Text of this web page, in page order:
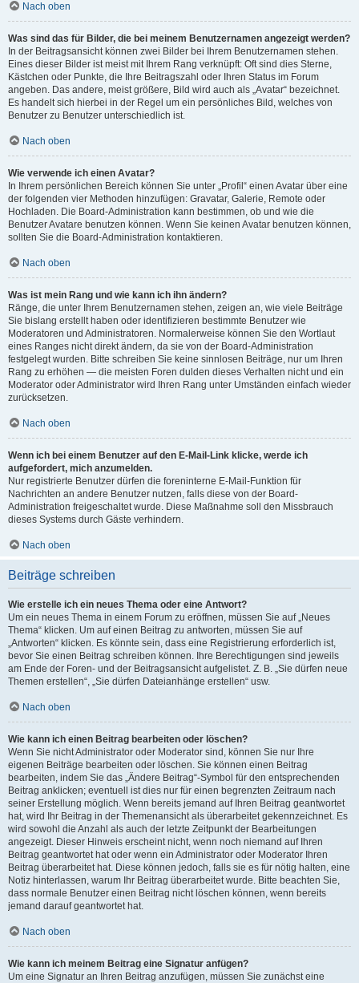
Nach oben
Was sind das für Bilder, die bei meinem Benutzernamen angezeigt werden?
In der Beitragsansicht können zwei Bilder bei Ihrem Benutzernamen stehen.
Eines dieser Bilder ist meist mit Ihrem Rang verknüpft: Oft sind dies Sterne,
Kästchen oder Punkte, die Ihre Beitragszahl oder Ihren Status im Forum
angeben. Das andere, meist größere, Bild wird auch als „Avatar“ bezeichnet.
Es handelt sich hierbei in der Regel um ein persönliches Bild, welches von
Benutzer zu Benutzer unterschiedlich ist.
Nach oben
Wie verwende ich einen Avatar?
In Ihrem persönlichen Bereich können Sie unter „Profil“ einen Avatar über eine
der folgenden vier Methoden hinzufügen: Gravatar, Galerie, Remote oder
Hochladen. Die Board-Administration kann bestimmen, ob und wie die
Benutzer Avatare benutzen können. Wenn Sie keinen Avatar benutzen können,
sollten Sie die Board-Administration kontaktieren.
Nach oben
Was ist mein Rang und wie kann ich ihn ändern?
Ränge, die unter Ihrem Benutzernamen stehen, zeigen an, wie viele Beiträge
Sie bislang erstellt haben oder identifizieren bestimmte Benutzer wie
Moderatoren und Administratoren. Normalerweise können Sie den Wortlaut
eines Ranges nicht direkt ändern, da sie von der Board-Administration
festgelegt wurden. Bitte schreiben Sie keine sinnlosen Beiträge, nur um Ihren
Rang zu erhöhen — die meisten Foren dulden dieses Verhalten nicht und ein
Moderator oder Administrator wird Ihren Rang unter Umständen einfach wieder
zurücksetzen.
Nach oben
Wenn ich bei einem Benutzer auf den E-Mail-Link klicke, werde ich
aufgefordert, mich anzumelden.
Nur registrierte Benutzer dürfen die foreninterne E-Mail-Funktion für
Nachrichten an andere Benutzer nutzen, falls diese von der Board-
Administration freigeschaltet wurde. Diese Maßnahme soll den Missbrauch
dieses Systems durch Gäste verhindern.
Nach oben
Beiträge schreiben
Wie erstelle ich ein neues Thema oder eine Antwort?
Um ein neues Thema in einem Forum zu eröffnen, müssen Sie auf „Neues
Thema“ klicken. Um auf einen Beitrag zu antworten, müssen Sie auf
„Antworten“ klicken. Es könnte sein, dass eine Registrierung erforderlich ist,
bevor Sie einen Beitrag schreiben können. Ihre Berechtigungen sind jeweils
am Ende der Foren- und der Beitragsansicht aufgelistet. Z. B. „Sie dürfen neue
Themen erstellen“, „Sie dürfen Dateianhänge erstellen“ usw.
Nach oben
Wie kann ich einen Beitrag bearbeiten oder löschen?
Wenn Sie nicht Administrator oder Moderator sind, können Sie nur Ihre
eigenen Beiträge bearbeiten oder löschen. Sie können einen Beitrag
bearbeiten, indem Sie das „Ändere Beitrag“-Symbol für den entsprechenden
Beitrag anklicken; eventuell ist dies nur für einen begrenzten Zeitraum nach
seiner Erstellung möglich. Wenn bereits jemand auf Ihren Beitrag geantwortet
hat, wird Ihr Beitrag in der Themenansicht als überarbeitet gekennzeichnet. Es
wird sowohl die Anzahl als auch der letzte Zeitpunkt der Bearbeitungen
angezeigt. Dieser Hinweis erscheint nicht, wenn noch niemand auf Ihren
Beitrag geantwortet hat oder wenn ein Administrator oder Moderator Ihren
Beitrag überarbeitet hat. Diese können jedoch, falls sie es für nötig halten, eine
Notiz hinterlassen, warum Ihr Beitrag überarbeitet wurde. Bitte beachten Sie,
dass normale Benutzer einen Beitrag nicht löschen können, wenn bereits
jemand darauf geantwortet hat.
Nach oben
Wie kann ich meinem Beitrag eine Signatur anfügen?
Um eine Signatur an Ihren Beitrag anzufügen, müssen Sie zunächst eine